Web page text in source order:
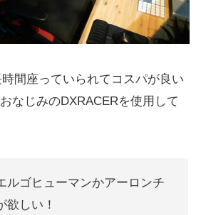
間座っていられてコスパが良い
なじみのDXRACERを使用して
ルゴヒューマンかアーロンチ
欲しい！